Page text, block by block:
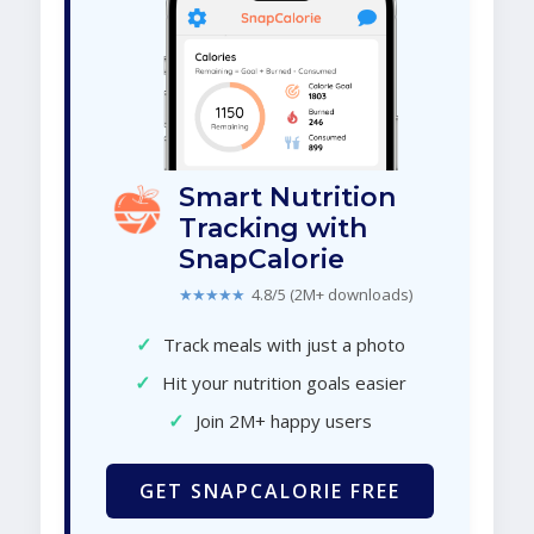
Smart Nutrition
Tracking with
SnapCalorie
★★★★★ 4.8/5 (2M+ downloads)
✓ Track meals with just a photo
✓ Hit your nutrition goals easier
✓ Join 2M+ happy users
GET SNAPCALORIE FREE